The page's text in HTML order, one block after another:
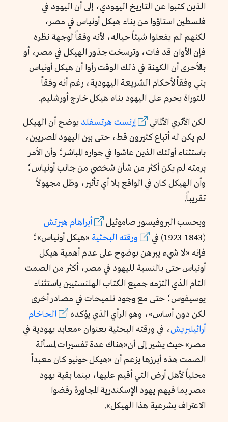
الذين كتبوا عن التاريخ اليهودي، إلى أن اليهود في
فلسطين استاؤوا من بناء هيكل أونياس في مصر،
لكنهم لم يفعلوا شيئاً حياله، لأنه وفقاً لوجهة نظره
فإن الأوان قد فات، وترسخت جذور الهيكل في مصر، أو
بالأحرى أن الكهنة في ذلك الوقت رأوا أن هيكل أونياس
بني وفقاً لأحكام الشريعة اليهودية، رغم أنه وفقاً
للتوراة يحرم على اليهود بناء هيكل خارج أورشليم.
لكن الأثري الألماني إرنست هرتسفلد يوضح أن الهيكل
لم يكن له أتباع كثيرون قط، حتى بين اليهود المصريين،
باستثناء أولئك الذين عاشوا في جواره المباشر؛ وأن الأمر
برمته لم يكن أكثر من شأن شخصي من جانب أونياس؛
وأن الهيكل كان في الواقع بلا أي تأثير، وظل مجهولاً
تقريباً.
وبحسب البروفيسور صاموئيل
أبراهام هيرتش
(1843-1923) في
ورقته البحثية «هيكل أونياس»؛
فإنه «لا شيء يبرهن بوضوح على عدم أهمية هيكل
أونياس حتى بالنسبة لليهود في مصر، أكثر من الصمت
التام الذي التزمه جميع الكتاب الهلنستيين باستثناء
يوسيفوس؛ حتى مع وجود تلميحات في مصادر أخرى
لكن دون أساس»، وهو الرأي الذي يؤكده
الحاخام
أرائيلبريش، في ورقته البحثية بعنوان «معابد يهودية في
مصر» حيث يشير إلى أن«هناك عدة تفسيرات لمسألة
الصمت هذه أبرزها يزعم أن «هيكل حونيو كان معبداً
محلياً لأهل أرض التي أقيم عليها، بينما بقية يهود
مصر بما فيهم يهود الإسكندرية المجاورة رفضوا
الاعتراف بشرعية هذا الهيكل».